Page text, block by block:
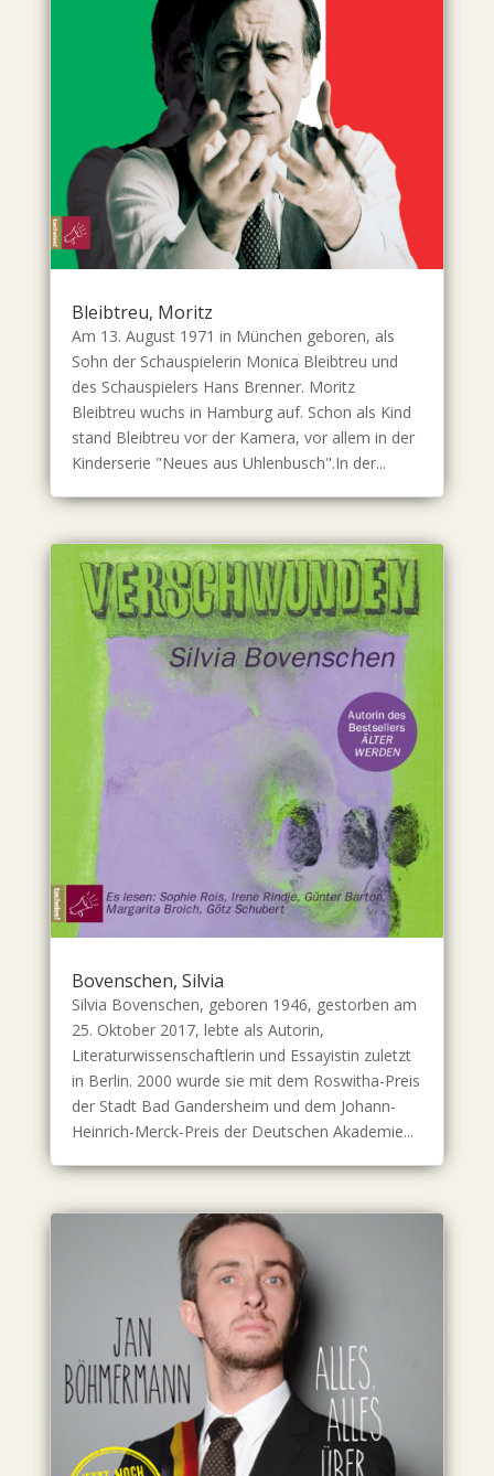
Bleibtreu, Moritz
Am 13. August 1971 in München geboren, als
Sohn der Schauspielerin Monica Bleibtreu und
des Schauspielers Hans Brenner. Moritz
Bleibtreu wuchs in Hamburg auf. Schon als Kind
stand Bleibtreu vor der Kamera, vor allem in der
Kinderserie "Neues aus Uhlenbusch".In der...
Bovenschen, Silvia
Silvia Bovenschen, geboren 1946, gestorben am
25. Oktober 2017, lebte als Autorin,
Literaturwissenschaftlerin und Essayistin zuletzt
in Berlin. 2000 wurde sie mit dem Roswitha-Preis
der Stadt Bad Gandersheim und dem Johann-
Heinrich-Merck-Preis der Deutschen Akademie...